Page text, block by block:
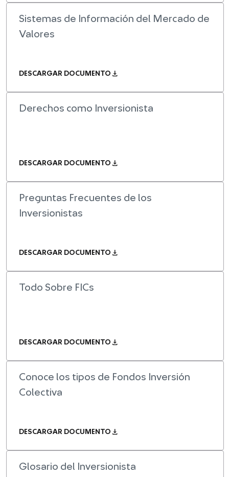
Sistemas de Información del Mercado de
Valores
DESCARGAR DOCUMENTO download
Derechos como Inversionista
DESCARGAR DOCUMENTO download
Preguntas Frecuentes de los
Inversionistas
DESCARGAR DOCUMENTO download
Todo Sobre FICs
DESCARGAR DOCUMENTO download
Conoce los tipos de Fondos Inversión
Colectiva
DESCARGAR DOCUMENTO download
Glosario del Inversionista